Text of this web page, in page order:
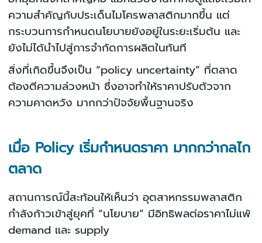
ความสำคัญกับประเด็นไมโครพลาสติกมากขึ้น แต่
กระบวนการกำหนดนโยบายยังอยู่ในระยะเริ่มต้น และ
ยังไม่ได้นำไปสู่การจำกัดการผลิตในทันที
สิ่งที่เกิดขึ้นจึงเป็น “policy uncertainty” ที่ตลาด
ต้องตีความล่วงหน้า ซึ่งอาจทำให้ราคาปรับตัวจาก
ความคาดหวัง มากกว่าปัจจัยพื้นฐานจริง
เมื่อ Policy เริ่มกำหนดราคา มากกว่ากลไก
ตลาด
สถานการณ์นี้สะท้อนให้เห็นว่า อุตสาหกรรมพลาสติก
กำลังก้าวเข้าสู่ยุคที่ “นโยบาย” มีอิทธิพลต่อราคาไม่แพ้
demand และ supply